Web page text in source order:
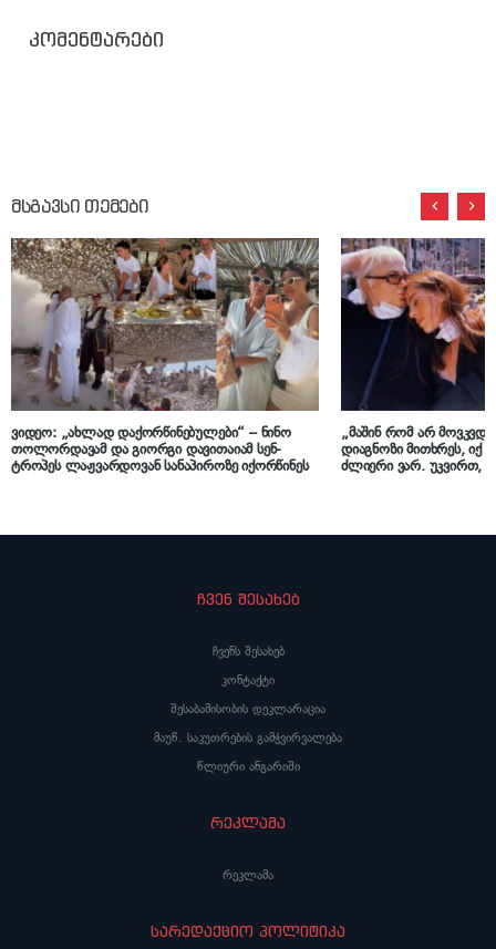
კომენტარები
მსგავსი თემები
ვიდეო: „ახლად დაქორწინებულები“ – ნინო
თოლორდავამ და გიორგი დავითაიამ სენ-
ტროპეს ლაჟვარდოვან სანაპიროზე იქორწინეს
„მაშინ რომ არ
დიაგნოზი მითხრეს, იქ
ძლიერი ვარ. უკვირთ,
ჩვენ შესახებ
ჩვენს შესახებ
კონტაქტი
შესაბამისობის დეკლარაცია
მაუწ. საკუთრების გამჭვირვალება
წლიური ანგარიში
რეკლამა
რეკლამა
სარედაქციო პოლიტიკა